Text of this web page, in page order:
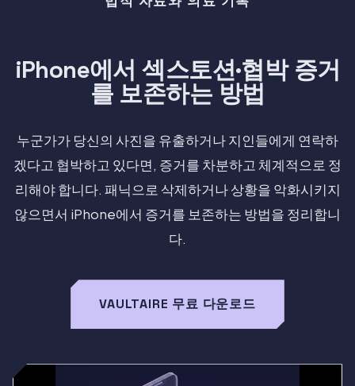
iPhone에서 섹스토션·협박 증거
를 보존하는 방법
누군가가 당신의 사진을 유출하거나 지인들에게 연락하
겠다고 협박하고 있다면, 증거를 차분하고 체계적으로 정
리해야 합니다. 패닉으로 삭제하거나 상황을 악화시키지
않으면서 iPhone에서 증거를 보존하는 방법을 정리합니
다.
VAULTAIRE 무료 다운로드